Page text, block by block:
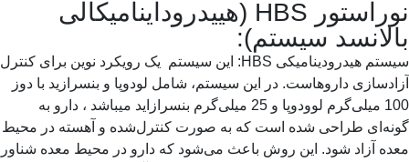
نوراستور HBS (هییدروداینامیکالی
سیستم):
سیستم هیدرودینامیکی HBS: این سیستم یک رویکرد نوین برای کنترل
داروهاست. در این سیستم، شامل لودوپا و بنسرازید با دوز
100 میلی‌گرم لوودوپا و 25 میلی‌گرم بنسرازاید میباشد ، دارو به
طراحی شده است که به صورت کنترل‌شده و آهسته در محیط
آزاد شود. این روش باعث می‌شود که دارو در محیط معده شناور